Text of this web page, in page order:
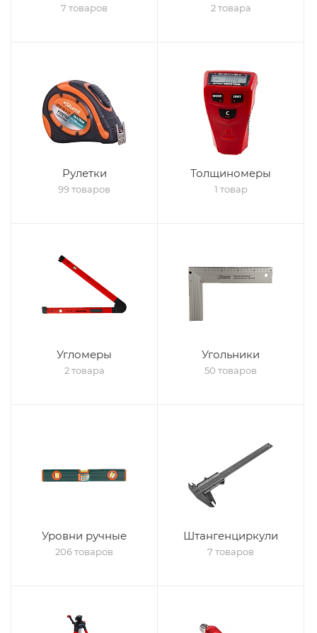
7 товаров 2 товара
Рулетки
99 товаров
Толщиномеры
1 товар
Угломеры
2 товара
Угольники
50 товаров
Уровни ручные
206 товаров
Штангенциркули
7 товаров